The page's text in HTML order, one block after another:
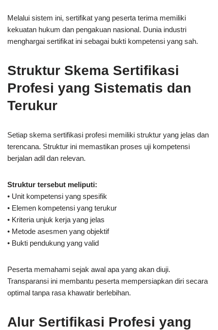
Melalui sistem ini, sertifikat yang peserta terima memiliki
kekuatan hukum dan pengakuan nasional. Dunia industri
menghargai sertifikat ini sebagai bukti kompetensi yang sah.
Struktur Skema Sertifikasi
Profesi yang Sistematis dan
Terukur
Setiap skema sertifikasi profesi memiliki struktur yang jelas dan
terencana. Struktur ini memastikan proses uji kompetensi
berjalan adil dan relevan.
Struktur tersebut meliputi:
• Unit kompetensi yang spesifik
• Elemen kompetensi yang terukur
• Kriteria unjuk kerja yang jelas
• Metode asesmen yang objektif
• Bukti pendukung yang valid
Peserta memahami sejak awal apa yang akan diuji.
Transparansi ini membantu peserta mempersiapkan diri secara
optimal tanpa rasa khawatir berlebihan.
Alur Sertifikasi Profesi yang